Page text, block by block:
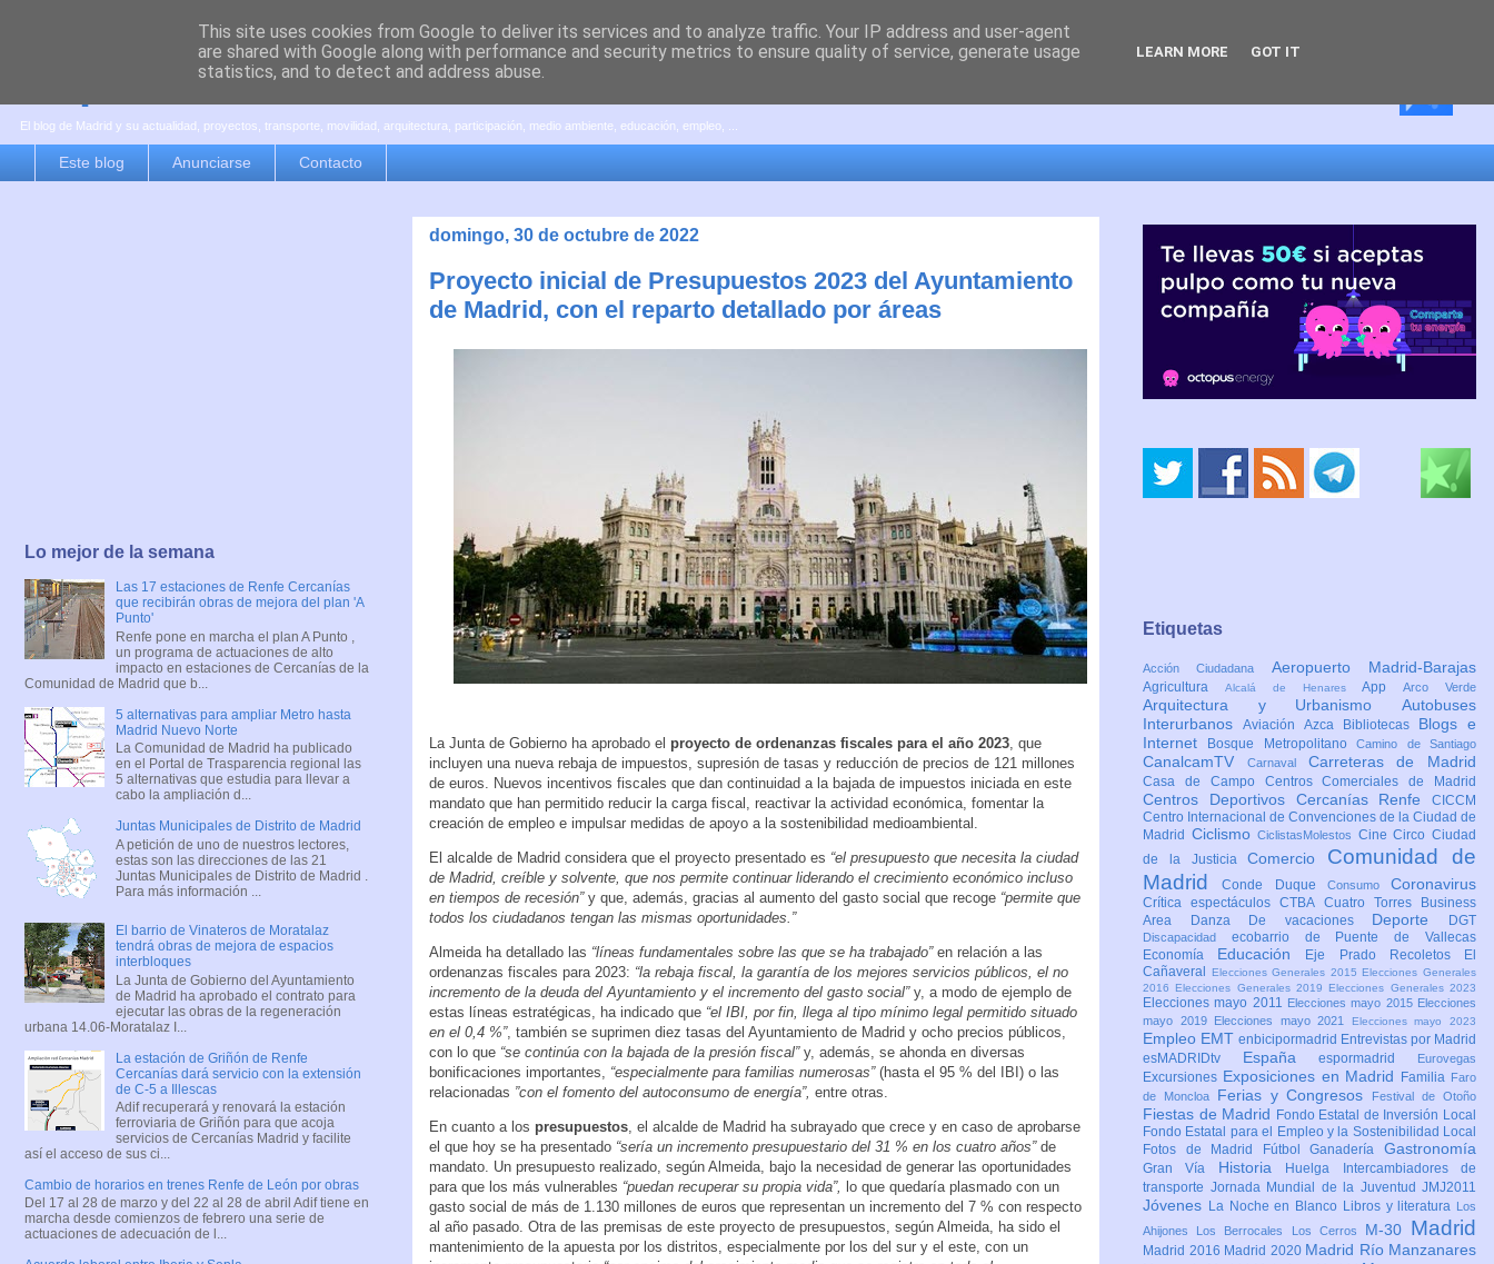
es por madrid
El blog de Madrid y su actualidad, proyectos, transporte, movilidad, arquitectura, participación, medio ambiente, educación, empleo, ...
Este blog Anunciarse Contacto
domingo, 30 de octubre de 2022
Proyecto inicial de Presupuestos 2023 del Ayuntamiento
de Madrid, con el reparto detallado por áreas
La Junta de Gobierno ha aprobado el proyecto de ordenanzas fiscales para el año 2023 , que
incluyen una nueva rebaja de impuestos, supresión de tasas y reducción de precios de 121 millones
de euros. Nuevos incentivos fiscales que dan continuidad a la bajada de impuestos iniciada en este
mandato que han permitido reducir la carga fiscal, reactivar la actividad económica, fomentar la
creación de empleo e impulsar medidas de apoyo a la sostenibilidad medioambiental.
El alcalde de Madrid considera que el proyecto presentado es “el presupuesto que necesita la ciudad
de Madrid, creíble y solvente, que nos permite continuar liderando el crecimiento económico incluso
en tiempos de recesión”y que, además, gracias al aumento del gasto social que recoge “permite que
todos los ciudadanos tengan las mismas oportunidades.”
Almeida ha detallado las “líneas fundamentales sobre las que se ha trabajado”en relación a las
ordenanzas fiscales para 2023: “la rebaja fiscal, la garantía de los mejores servicios públicos, el no
incremento de la deuda del Ayuntamiento y el incremento del gasto social”y, a modo de ejemplo de
estas líneas estratégicas, ha indicado que “el IBI, por fin, llega al tipo mínimo legal permitido situado
en el 0,4 %”, también se suprimen diez tasas del Ayuntamiento de Madrid y ocho precios públicos,
con lo que “se continúa con la bajada de la presión fiscal” y, además, se ahonda en diversas
bonificaciones importantes, “especialmente para familias numerosas”(hasta el 95 % del IBI) o las
relacionadas ”con el fomento del autoconsumo de energía”, entre otras.
En cuanto a los presupuestos , el alcalde de Madrid ha subrayado que crece y en caso de aprobarse
el que hoy se ha presentado “sería un incremento presupuestario del 31 % en los cuatro años” de
mandato. Un presupuesto realizado, según Almeida, bajo la necesidad de generar las oportunidades
para que los más vulnerables “puedan recuperar su propia vida”,
lo que quedaría plasmado con un
gasto social de más de 1.130 millones de euros que representan un incremento del 7 % con respecto
al año pasado. Otra de las premisas de este proyecto de presupuestos, según Almeida, ha sido el
mantenimiento de la apuesta por los distritos, especialmente por los del sur y el este, con un
Lo mejor de la semana
Las 17 estaciones de Renfe Cercanías
que recibirán obras de mejora del plan 'A
Punto'
Renfe pone en marcha el plan A Punto ,
un programa de actuaciones de alto
impacto en estaciones de Cercanías de la
Comunidad de Madrid que b...
5 alternativas para ampliar Metro hasta
Madrid Nuevo Norte
La Comunidad de Madrid ha publicado
en el Portal de Trasparencia regional las
5 alternativas que estudia para llevar a
cabo la ampliación d...
Juntas Municipales de Distrito de Madrid
A petición de uno de nuestros lectores,
estas son las direcciones de las 21
Juntas Municipales de Distrito de Madrid .
Para más información ...
El barrio de Vinateros de Moratalaz
tendrá obras de mejora de espacios
interbloques
La Junta de Gobierno del Ayuntamiento
de Madrid ha aprobado el contrato para
ejecutar las obras de la regeneración
urbana 14.06-Moratalaz I...
La estación de Griñón de Renfe
Cercanías dará servicio con la extensión
de C-5 a Illescas
Adif recuperará y renovará la estación
ferroviaria de Griñón para que acoja
servicios de Cercanías Madrid y facilite
así el acceso de sus ci...
Cambio de horarios en trenes Renfe de León por obras
Del 17 al 28 de marzo y del 22 al 28 de abril Adif tiene en
marcha desde comienzos de febrero una serie de
actuaciones de adecuación de l...
Etiquetas
Acción Ciudadana Aeropuerto Madrid-Barajas
Agricultura Alcalá de HenaresAppArco Verde
Arquitectura y Urbanismo Autobuses
Interurbanos Aviación Azca Bibliotecas Blogs e
Internet
Bosque MetropolitanoCamino de Santiago
CanalcamTV Carnaval Carreteras de Madrid
Casa de Campo Centros Comerciales de Madrid
Centros Deportivos Cercanías Renfe CICCM
Centro Internacional de Convenciones de la Ciudad de
Madrid CiclismoCiclistasMolestos CineCircoCiudad
de la JusticiaComercio Comunidad de
MadridConde Duque Consumo Coronavirus
Crítica espectáculosCTBA Cuatro Torres Business
Area
Danza De vacaciones Deporte DGT
Discapacidad ecobarrio de Puente de Vallecas
Economía Educación Eje Prado Recoletos
El
Cañaveral
Elecciones Generales 2015 Elecciones Generales
2016 Elecciones Generales 2019 Elecciones Generales 2023
Elecciones mayo 2011 Elecciones mayo 2015 Elecciones
mayo 2019
Elecciones mayo 2021 Elecciones mayo 2023
Empleo EMT enbicipormadrid Entrevistas por Madrid
esMADRIDtv Españaespormadrid Eurovegas
Excursiones Exposiciones en Madrid Familia Faro
de Moncloa
Ferias y Congresos Festival de Otoño
Fiestas de Madrid Fondo Estatal de Inversión Local
Fondo Estatal para el Empleo y la Sostenibilidad Local
Fotos de Madrid
FútbolGanaderíaGastronomía
Gran Vía Historia Huelga
Intercambiadores de
transporte Jornada Mundial de la Juventud JMJ2011
Jóvenes La Noche en Blanco Libros y literatura
Los
Ahijones
Los Berrocales Los Cerros M-30 Madrid
Madrid 2016 Madrid 2020 Madrid Río Manzanares
This site uses cookies from Google to deliver its services and to analyze traffic. Your IP address and user-agent
are shared with Google along with performance and security metrics to ensure quality of service, generate usage
statistics, and to detect and address abuse.
LEARN MORE GOT IT